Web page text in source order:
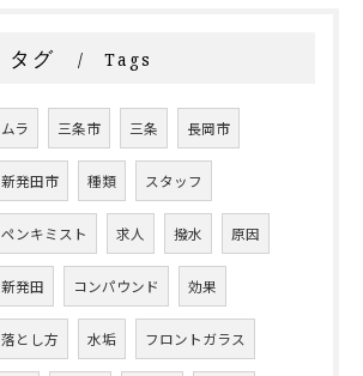
タグ Tags
ムラ 三条市 三条 長岡市
新発田市 種類 スタッフ
ペンキミスト 求人 撥水 原因
新発田 コンパウンド 効果
落とし方 水垢 フロントガラス